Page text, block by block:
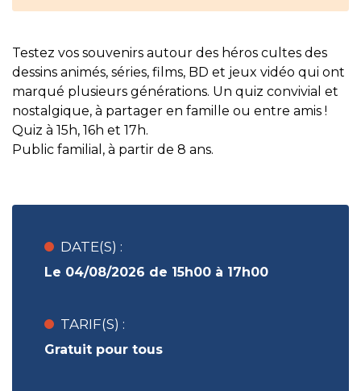
Testez vos souvenirs autour des héros cultes des
dessins animés, séries, films, BD et jeux vidéo qui ont
marqué plusieurs générations. Un quiz convivial et
nostalgique, à partager en famille ou entre amis !
Quiz à 15h, 16h et 17h.
Public familial, à partir de 8 ans.
DATE(S) :
Le 04/08/2026 de 15h00 à 17h00
TARIF(S) :
Gratuit pour tous